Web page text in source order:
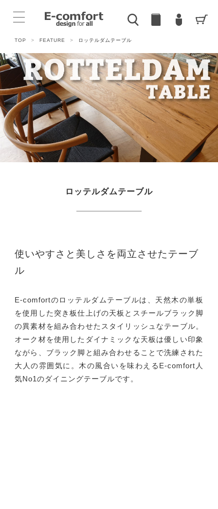
TOP > FEATURE > ロッテルダムテーブル
ロッテルダムテーブル
使いやすさと美しさを両立させたテーブ
ル
E-comfortのロッテルダムテーブルは、天然木の単板
を使用した突き板仕上げの天板とスチールブラック脚
の異素材を組み合わせたスタイリッシュなテーブル。
オーク材を使用したダイナミックな天板は優しい印象
ながら、ブラック脚と組み合わせることで洗練された
大人の雰囲気に。木の風合いを味わえるE-comfort人
気No1のダイニングテーブルです。